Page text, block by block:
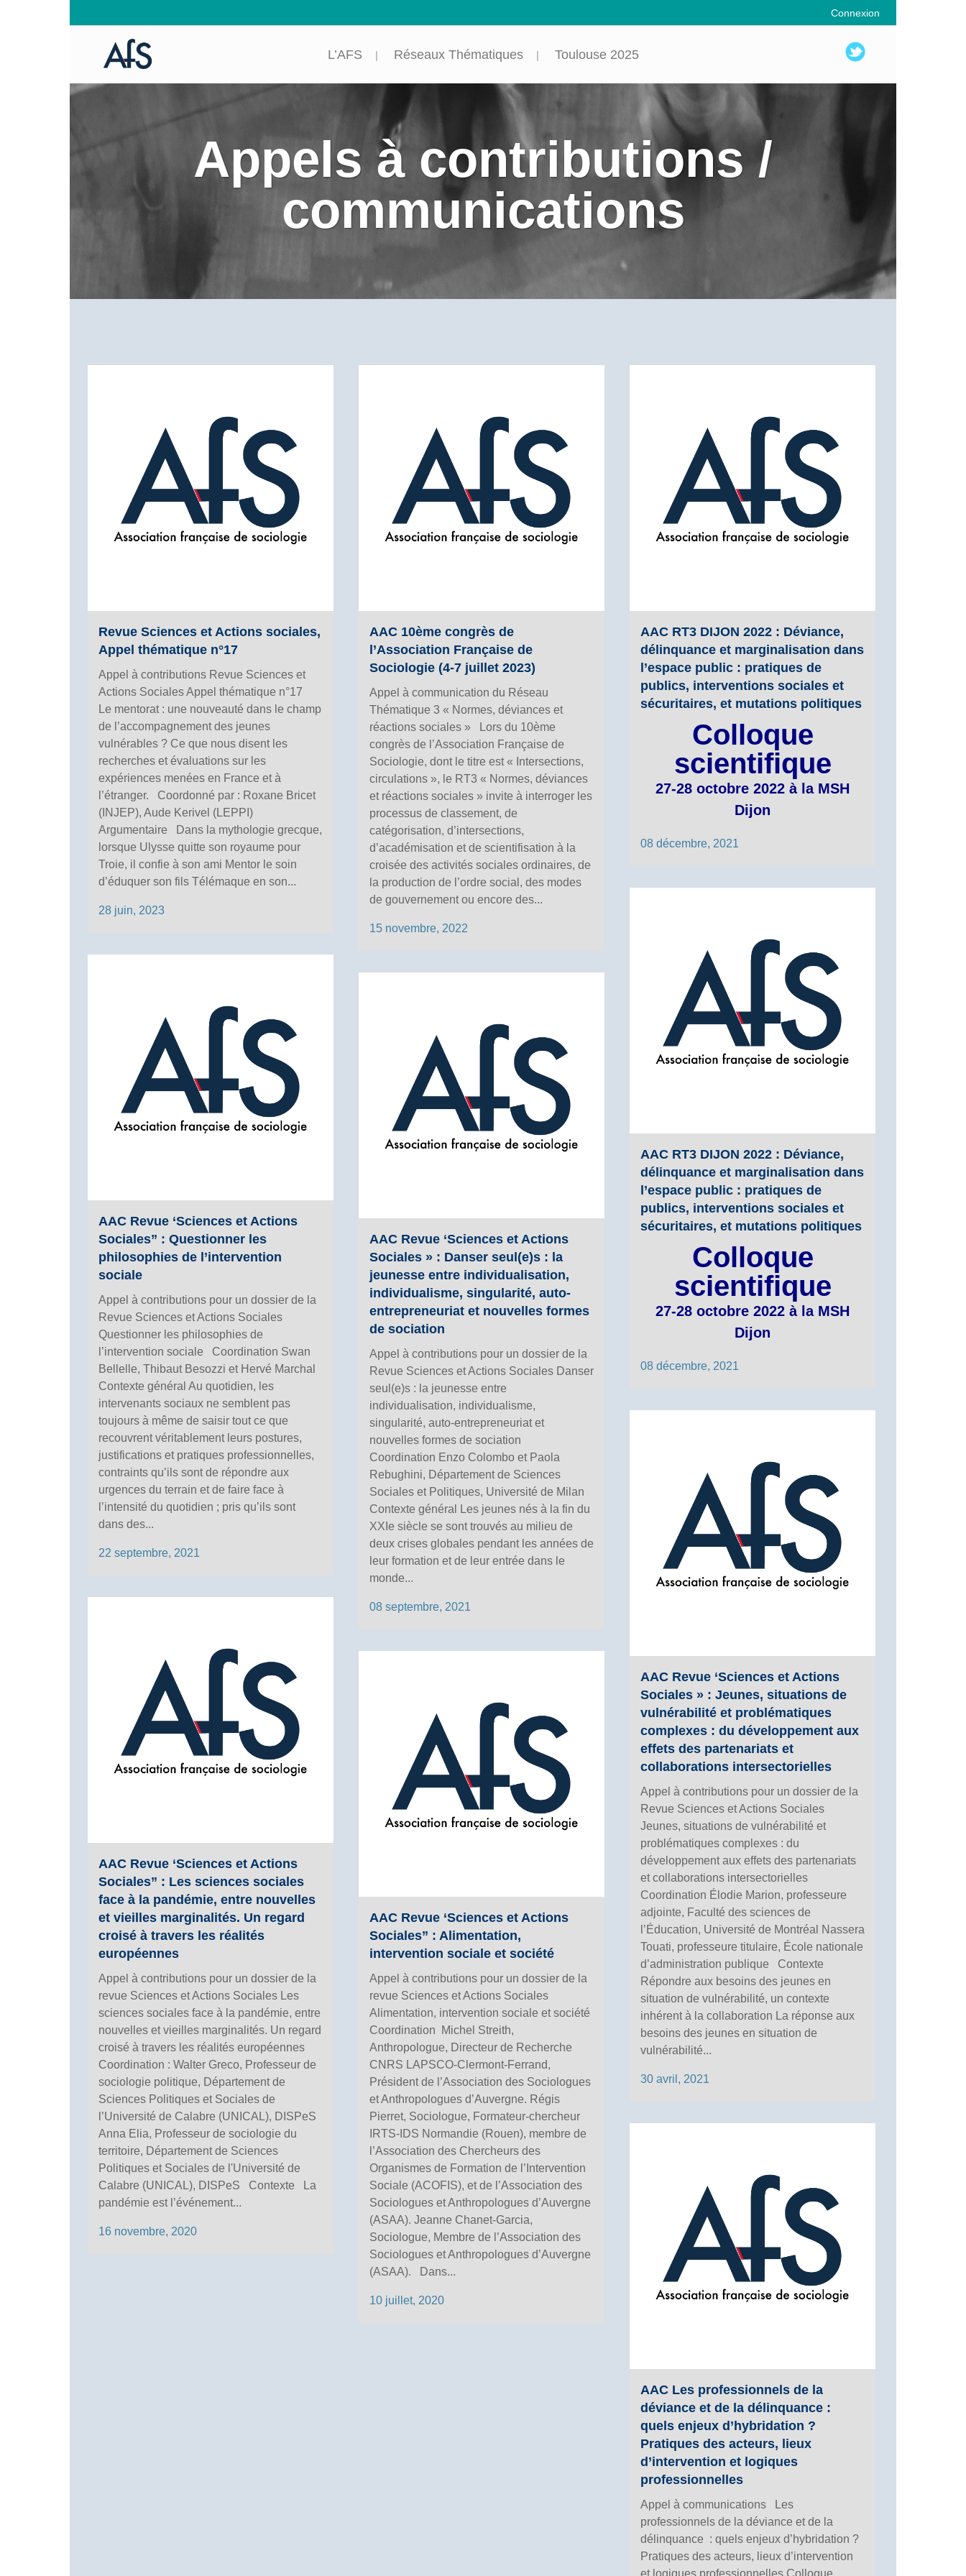
Connexion
L’AFS Réseaux Thématiques Toulouse 2025
Appels à contributions /
communications
Revue Sciences et Actions sociales,
Appel thématique n°17
Appel à contributions Revue Sciences et
Actions Sociales Appel thématique n°17
Le mentorat : une nouveauté dans le champ
de l’accompagnement des jeunes
vulnérables ? Ce que nous disent les
recherches et évaluations sur les
expériences menées en France et à
l’étranger. Coordonné par : Roxane Bricet
(INJEP), Aude Kerivel (LEPPI)
Argumentaire Dans la mythologie grecque,
lorsque Ulysse quitte son royaume pour
Troie, il confie à son ami Mentor le soin
d’éduquer son fils Télémaque en son...
28 juin, 2023
AAC 10ème congrès de
l’Association Française de
Sociologie (4-7 juillet 2023)
Appel à communication du Réseau
Thématique 3 « Normes, déviances et
réactions sociales » Lors du 10ème
congrès de l’Association Française de
Sociologie, dont le titre est « Intersections,
circulations », le RT3 « Normes, déviances
et réactions sociales » invite à interroger les
processus de classement, de
catégorisation, d’intersections,
d’académisation et de scientifisation à la
croisée des activités sociales ordinaires, de
la production de l’ordre social, des modes
de gouvernement ou encore des...
15 novembre, 2022
AAC RT3 DIJON 2022 : Déviance,
délinquance et marginalisation dans
l’espace public : pratiques de
publics, interventions sociales et
sécuritaires, et mutations politiques
Colloque
scientifique
27-28 octobre 2022 à la MSH
Dijon
08 décembre, 2021
AAC RT3 DIJON 2022 : Déviance,
délinquance et marginalisation dans
l’espace public : pratiques de
publics, interventions sociales et
sécuritaires, et mutations politiques
Colloque
scientifique
27-28 octobre 2022 à la MSH
Dijon
08 décembre, 2021
AAC Revue ‘Sciences et Actions
Sociales” : Questionner les
philosophies de l’intervention
sociale
Appel à contributions pour un dossier de la
Revue Sciences et Actions Sociales
Questionner les philosophies de
l’intervention sociale Coordination Swan
Bellelle, Thibaut Besozzi et Hervé Marchal
Contexte général Au quotidien, les
intervenants sociaux ne semblent pas
toujours à même de saisir tout ce que
recouvrent véritablement leurs postures,
justifications et pratiques professionnelles,
contraints qu’ils sont de répondre aux
urgences du terrain et de faire face à
l’intensité du quotidien ; pris qu’ils sont
dans des...
22 septembre, 2021
AAC Revue ‘Sciences et Actions
Sociales » : Danser seul(e)s : la
jeunesse entre individualisation,
individualisme, singularité, auto-
entrepreneuriat et nouvelles formes
de sociation
Appel à contributions pour un dossier de la
Revue Sciences et Actions Sociales Danser
seul(e)s : la jeunesse entre
individualisation, individualisme,
singularité, auto-entrepreneuriat et
nouvelles formes de sociation
Coordination Enzo Colombo et Paola
Rebughini, Département de Sciences
Sociales et Politiques, Université de Milan
Contexte général Les jeunes nés à la fin du
XXIe siècle se sont trouvés au milieu de
deux crises globales pendant les années de
leur formation et de leur entrée dans le
monde...
08 septembre, 2021
AAC Revue ‘Sciences et Actions
Sociales » : Jeunes, situations de
vulnérabilité et problématiques
complexes : du développement aux
effets des partenariats et
collaborations intersectorielles
Appel à contributions pour un dossier de la
Revue Sciences et Actions Sociales
Jeunes, situations de vulnérabilité et
problématiques complexes : du
développement aux effets des partenariats
et collaborations intersectorielles
Coordination Élodie Marion, professeure
adjointe, Faculté des sciences de
l’Éducation, Université de Montréal Nassera
Touati, professeure titulaire, École nationale
d’administration publique Contexte
Répondre aux besoins des jeunes en
situation de vulnérabilité, un contexte
inhérent à la collaboration La réponse aux
besoins des jeunes en situation de
vulnérabilité...
30 avril, 2021
AAC Revue ‘Sciences et Actions
Sociales” : Les sciences sociales
face à la pandémie, entre nouvelles
et vieilles marginalités. Un regard
croisé à travers les réalités
européennes
Appel à contributions pour un dossier de la
revue Sciences et Actions Sociales Les
sciences sociales face à la pandémie, entre
nouvelles et vieilles marginalités. Un regard
croisé à travers les réalités européennes
Coordination : Walter Greco, Professeur de
sociologie politique, Département de
Sciences Politiques et Sociales de
l’Université de Calabre (UNICAL), DISPeS
Anna Elia, Professeur de sociologie du
territoire, Département de Sciences
Politiques et Sociales de l'Université de
Calabre (UNICAL), DISPeS Contexte La
pandémie est l’événement...
16 novembre, 2020
AAC Revue ‘Sciences et Actions
Sociales” : Alimentation,
intervention sociale et société
Appel à contributions pour un dossier de la
revue Sciences et Actions Sociales
Alimentation, intervention sociale et société
Coordination Michel Streith,
Anthropologue, Directeur de Recherche
CNRS LAPSCO-Clermont-Ferrand,
Président de l’Association des Sociologues
et Anthropologues d’Auvergne. Régis
Pierret, Sociologue, Formateur-chercheur
IRTS-IDS Normandie (Rouen), membre de
l’Association des Chercheurs des
Organismes de Formation de l’Intervention
Sociale (ACOFIS), et de l’Association des
Sociologues et Anthropologues d’Auvergne
(ASAA). Jeanne Chanet-Garcia,
Sociologue, Membre de l’Association des
Sociologues et Anthropologues d’Auvergne
(ASAA). Dans...
10 juillet, 2020
AAC Les professionnels de la
déviance et de la délinquance :
quels enjeux d’hybridation ?
Pratiques des acteurs, lieux
d’intervention et logiques
professionnelles
Appel à communications Les
professionnels de la déviance et de la
délinquance : quels enjeux d’hybridation ?
Pratiques des acteurs, lieux d’intervention
et logiques professionnelles Colloque